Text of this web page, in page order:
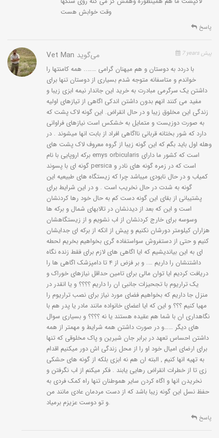
نمیشود. هنوز معیاری برای تعیین ســن دقیق لاک پشتان آبزی ارائه
نشده و در ضمن دو لاک پشت همسن لزوماً هم اندازه نیستند.
همچنین نوزادان تازه متولد شــده رشــد متفاوتی از خود نشان داده
وجود یا عدم وجــود انگلهای داخلی و دیگر شــرایط زیستی
اکوسیســتم را در میزان رشد آنها دخیل دانســت. لاک پشت خزری
نسبت به دیگر لاک پشــت آبی منطقه یعنی لاک پشت برکه ای
قدرت انتشار بیشتری در زیستگاههای نامساعد دارد و میتوانــد به
مــدت طولانی در محیطهای دور از زیســتگاه های طبیعی خــود
در شــمال ایران این لاک پشــت به وفــور در منازل روســتایی و
باغها مشــاهده میشــوند که دلیــل آن میتواند سازش و مقاومت
بیشــتر این گونه نسبت به محیط یا ساختار ژنتیکی متفاوت آن با
لاک پشــت برکهای باشــد. به دلیل گسترده بودن پراکنش لاک
پشت خزری پیشــنهاد می شود تمام اســتانهای واجد این گونه
مطالعه شده و مقایســهای بین جمعیتهای آن صورت گیــرد.
همچنین انجام مطالعات کاریولوژیک برای تهیه کاریوتیپ و تعیین
نقشــه کروموزومیلاک پشــت خزری برای مقایســه آن با لاک
پشــت برکهای و نیز مقایســه کاریوتیپ افــراد جمعیتهــای آن در
اســتانهای مختلف کشــور یا دیگــر زیرگونه موجود یعنی لاک
پشــت برکهای فارس لازم به نظر میرسد. با توجه به اهمیت لاک
پشــتان آبــزی و کاهش قابل توجه جمعیت آنها نســبت به
گذشــته باید تدابیری برای حفاظت از آنها اندیشــید.
این لاک پشــتان اصولا رژیم غذایی گوشتخواری داشته ودر طبیعت از
تخم قورباغــه و مار، قورباغهها و مارهای کوچــک، ماهیان کوچک،
کرمها، حلزونها، ســخت پوستان و حشرات آبزی تغذیه میکنند. گاهی
از گیاهان آبزی نیز تغذیه میکنند اما اصولا گیاهخوار نیســتند و از
آنجا که ازلاشــه، جانــوران آبــزی تغذیه میکنند، لاشــه خوار نیز
محســوب میشــوند. در آزمایشــگاه از گوشــت خام، غذای ماهی و
قورباغههای کوچک برای تغذیه آنها استفاده گردید. این جانوران نسبت
به بیآبی و بی غذایی بسیار مقاومند و میتوانند در مدت زمان طولانی
بدون تغذیه زنده بمانند. البته فعالیتهای بدنــی آنها بســیار کاهش
وقت خوابش هست
پاسخ
Vet Man می‌گوید 7 years پیش
با دردد به دوستان و هم میهنان گرامی …….. همه کامنتها را
خواندم و متاسفانه متوجه شدم بسیاری از دوستان تنها برای
داشتن یک سرگرمی مبادرت به خرید این جاندار نیمه ابزی زیبا و
مفید می کنند انهم بدون داشتن اندکی اگاهی از تیازهای اولیه
زندگی این مخلوق زیبا و در حال انقراض. این گونه لاک پشت که
به صورت دوزیست و متمایل به خشکس است نیازهای فراوانی
دارد که شور بختانه قربانی نااگاهی افراد از بابت انها میشوند . در
وهله اول باید بگم که این گونه زیبا از گروه معروف لاک پشت های
برکه اروپایی با نام emys orbicularis است که کشور ما دارای
گونه ای با پسوند persica است که در زمره گونه های نادر و
کمیاب و در حال نابودی میباشد چرا که زیستگاه های طبیعیه این
گونه به شدت در حال نخریب است . و در این شرایط برای
پشتیبانی از بقای این گونه دست کم به حال خود رها کردنشان
است و این که بعد از دیدنشان در تالابهای شمال و برکه ها
وسوسه برای خارج کردنشان از اب نشویم و از زیستگاهشان
هزاران کیلومتر دورشان نکنیم و پیش از انکه از برکه ای جدایشان
کنیم و حتی از دستفروش سواستفاده گری بخواهیم بخریم لحطه
ای به این بیاندیشیم که ایا اگاهی های لازم برای فقط زنده نگاه
داشتنشان را داریم …. و بر فزض از ۴ تا دامپزشک اگاهی ها را
دریافت کردیم ایا توان مالی برای تامین حداقل نیازهای خوراک و
یک تراریوم با تجحیزات جانبی ان را داریم ؟؟؟؟ و یا انقدر در
منزل جا داریم که بخواهیم فضای مورد نیاز برای نصب تراریوم را
مهیا کنیم ؟؟؟ و این که ایا اعضای خانواده مانند مادر یا پدر هم با
نگاهداری ان با شما هم عقیده هستند یا نه ؟؟؟؟ و بسیاری سوال
های دیگر ……و در صورت داشتن همه شرایط و مهمتر از همه
داشتن احساس تعهد در برابر جان شیرین و پاک مخلوقی که تنها
برای ارضای امیال خود او را از محل زندگی اش دور میکنیم اقدام
به تهیه انها کنیم , البته ان هم نه ابزی بلکه از گونه های حشکی
زی تا از خطرات انقراض رهایی یابند . فکر میکنم از اب نگرفتن و
نخریدن انها و اگاه کردن سایر هموطنان تنها راه کمک فردی به
حفظ نسل این گونه زیبا باشد که از دست مردمان عادی مانند من
و تو دوست عزیزم برمیاد.
پاسخ